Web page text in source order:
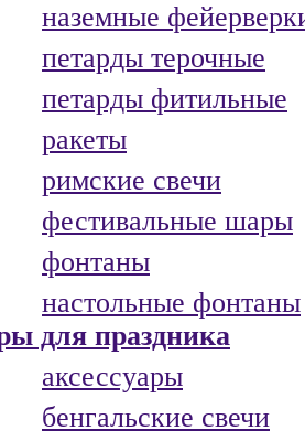
наземные
петарды терочные
петарды фитильные
ракеты
римские свечи
фестивальные шары
фонтаны
настольные фонтаны
аксессуары
бенгальские свечи